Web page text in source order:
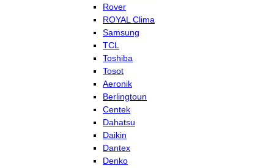
Rover
ROYAL Clima
Samsung
TCL
Toshiba
Tosot
Aeronik
Berlingtoun
Centek
Dahatsu
Daikin
Dantex
Denko